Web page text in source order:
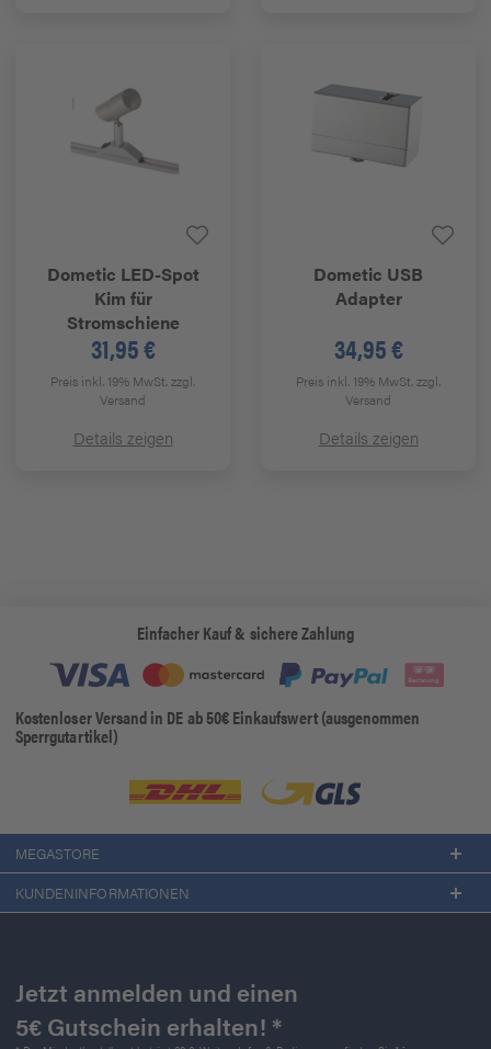
Dometic LED-Spot
Kim für
Stromschiene
31,95 €
Preis inkl. 19% MwSt.zzgl.
Versand
Details zeigen
Dometic USB
Adapter
34,95 €
Preis inkl. 19% MwSt.zzgl.
Versand
Details zeigen
Einfacher Kauf & sichere Zahlung
Kostenloser Versand in DE ab 50€ Einkaufswert (ausgenommen
Sperrgutartikel)
MEGASTORE
KUNDENINFORMATIONEN
Jetzt anmelden und einen
5€ Gutschein erhalten! *